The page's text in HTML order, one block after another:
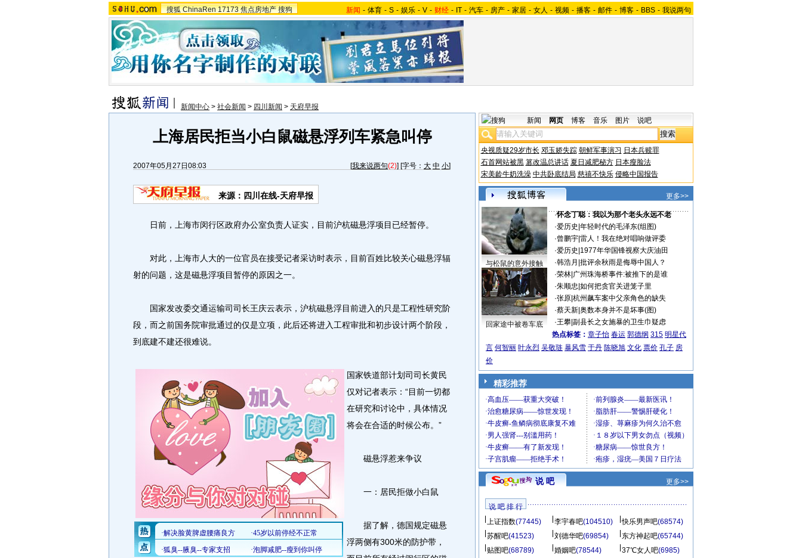
搜狐 ChinaRen 17173 焦点房地产 搜狗 新闻 - 体育 - S - 娱乐 - V - 财经 - IT - 汽车 - 房产 - 家居 - 女人 - 视频 - 播客 - 邮件 - 博客 - BBS - 我说两句
新闻中心 > 社会新闻 > 四川新闻 > 天府早报
上海居民拒当小白鼠磁悬浮列车紧急叫停
2007年05月27日08:03 [我来说两句(2)] [字号： 大 中 小]
来源：四川在线-天府早报
日前，上海市闵行区政府办公室负责人证实，目前沪杭磁悬浮项目已经暂停。
对此，上海市人大的一位官员在接受记者采访时表示，目前百姓比较关心磁悬浮辐
射的问题，这是磁悬浮项目暂停的原因之一。
国家发改委交通运输司司长王庆云表示，沪杭磁悬浮目前进入的只是工程性研究阶
段，而之前国务院审批通过的仅是立项，此后还将进入工程审批和初步设计两个阶段，
到底建不建还很难说。
国家铁道部计划司司长黄民
仅对记者表示：“目前一切都
在研究和讨论中，具体情况
将会在合适的时候公布。”
磁悬浮惹来争议
一：居民拒做小白鼠
据了解，德国规定磁悬
浮两侧有300米的防护带，
新闻 网页 博客 音乐 图片 说吧
央视质疑29岁市长 邓玉娇失踪 朝鲜军事演习 日本兵赎罪
石首网站被黑 篡改温总讲话 夏日减肥秘方 日本瘦脸法
宋美龄牛奶洗澡 中共卧底结局 慈禧不快乐 侵略中国报告
更多>>
与松鼠的意外接触
回家途中被卷车底
·怀念丁聪：我以为那个老头永远不老
·爱历史 年轻时代的毛泽东(组图)
·曾鹏宇| 雷人！我在绝对唱响做评委
·爱历史 1977年华国锋视察大庆油田
·韩浩月 批评余秋雨是侮辱中国人？
·荣林| 广州珠海桥事件:被推下的是谁
·朱顺忠 如何把贪官关进笼子里
·张原| 杭州飙车案中父亲角色的缺失
·蔡天新| 奥数本身并不是坏事(图)
·王攀| 副县长之女施暴的卫生巾疑虑
热点标签： 章子怡 春运 郭德纲 315 明星代
言 何智丽 叶永烈 吴敬琏 暴风雪 于丹 陈晓旭 文化 票价 孔子 房
价
精彩推荐
说 吧 更多>>
说 吧 排 行
上证指数(77445) 李宇春吧(104510) 快乐男声吧(68574)
苏醒吧(41523) 刘德华吧(69854) 东方神起吧(65744)
贴图吧(68789) 婚姻吧(78544) 37℃女人吧(6985)